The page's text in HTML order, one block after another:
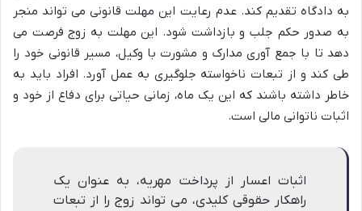
به دادگاه تقدیم کند. عدم رعایت این مهلت قانونی می تواند منجر
به صدور حکم جلب و بازداشت شود. این مهلت به زوج فرصت می
دهد تا با جمع آوری مدارک و مشورت با وکیل، مسیر قانونی خود را
طی کند و از تبعات ناخواسته جلوگیری به عمل آورد. افراد باید به
خاطر داشته باشند که این یک ماه، زمانی حیاتی برای دفاع از خود و
اثبات ناتوانی مالی است.
اثبات اعسار از پرداخت مهریه، به عنوان یک
راهکار حقوقی کلیدی، می تواند زوج را از تبعات